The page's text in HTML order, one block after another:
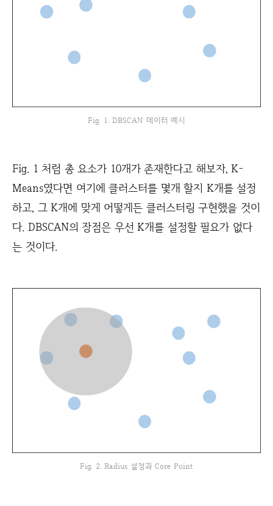
Fig. 1. DBSCAN 데이터 예시
Fig. 1 처럼 총 요소가 10개가 존재한다고 해보자, K-
Means였다면 여기에 클러스터를 몇개 할지 K개를 설정
하고, 그 K개에 맞게 어떻게든 클러스터링 구현했을 것이
다. DBSCAN의 장점은 우선 K개를 설정할 필요가 없다
는 것이다.
Fig. 2. Radius 설정과 Core Point